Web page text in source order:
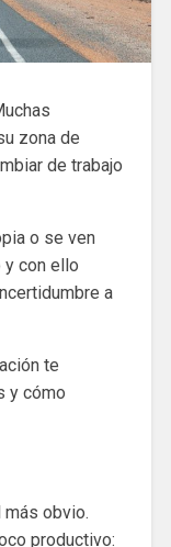
zona de
de trabajo
o se ven
y con ello
a
te
y cómo
obvio.
productivo: